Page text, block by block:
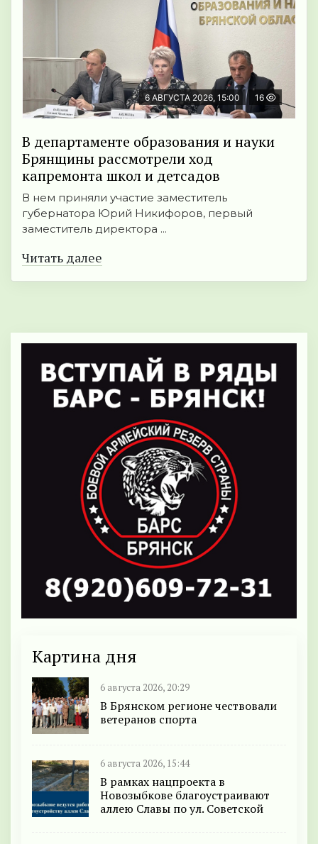
6 АВГУСТА 2026, 15:00 16
В департаменте образования и науки
Брянщины рассмотрели ход
капремонта школ и детсадов
В нем приняли участие заместитель
губернатора Юрий Никифоров, первый
заместитель директора ...
Читать далее
Картина дня
6 августа 2026, 20:29
В Брянском регионе чествовали
ветеранов спорта
6 августа 2026, 15:44
В рамках нацпроекта в
Новозыбкове благоустраивают
аллею Славы по ул. Советской